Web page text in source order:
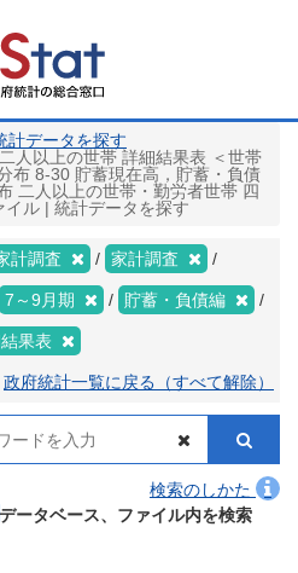
計データを探す
人以上の世帯 詳細結果表 ＜世帯
布 8-30 貯蓄現在高，貯蓄・負債
二人以上の世帯・勤労者世帯 四
ル | 統計データを探す
計調査 家計調査
7～9月期 貯蓄・負債編
果表
政府統計一覧に戻る（すべて解除）
検索のしかた
データベース、ファイル内を検索